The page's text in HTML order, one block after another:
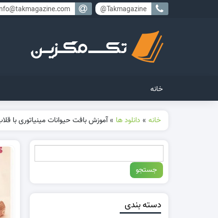
Takmagazine@
خانه
خانه » دانلود ها » آموزش بافت حیوانات مینیاتوری با
دسته بندی